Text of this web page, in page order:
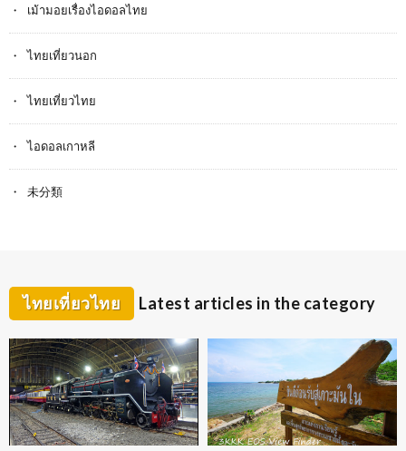
เม้ามอยเรื่องไอดอลไทย
ไทยเที่ยวนอก
ไทยเที่ยวไทย
ไอดอลเกาหลี
未分類
ไทยเที่ยวไทย Latest articles in the category